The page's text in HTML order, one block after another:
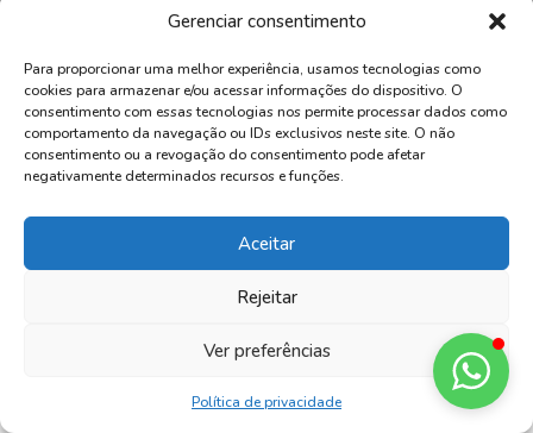
Gerenciar consentimento
Para proporcionar uma melhor experiência, usamos tecnologias como
cookies para armazenar e/ou acessar informações do dispositivo. O
consentimento com essas tecnologias nos permite processar dados como
comportamento da navegação ou IDs exclusivos neste site. O não
consentimento ou a revogação do consentimento pode afetar
negativamente determinados recursos e funções.
Aceitar
Rejeitar
Ver preferências
Política de privacidade
+55 41 3352-6989
+55 41 99169-4578
© AXAR INCORPADORA | Todos os direitos reservados.